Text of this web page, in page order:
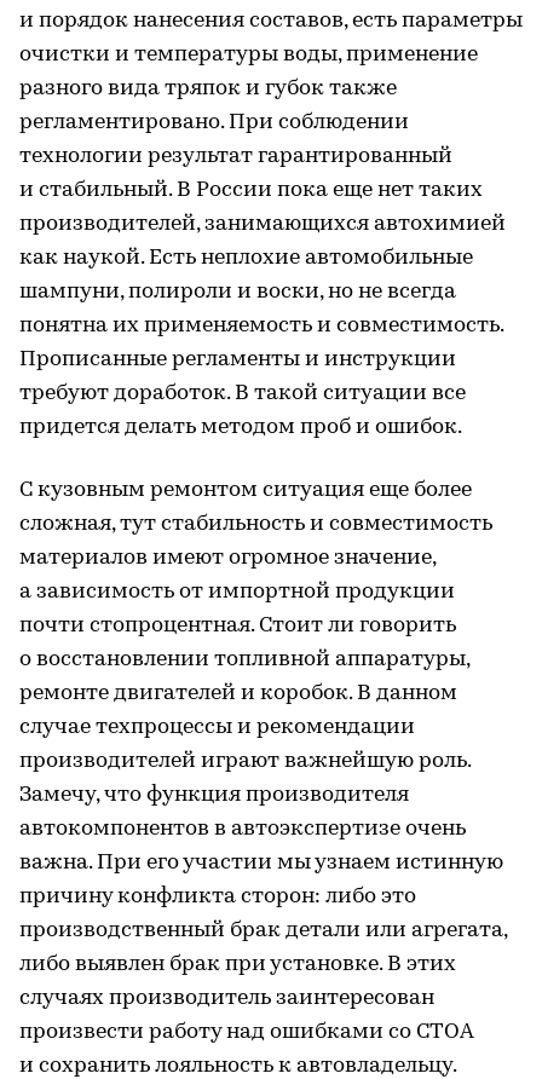
и порядок нанесения составов, есть параметры
очистки и температуры воды, применение
разного вида тряпок и губок также
регламентировано. При соблюдении
технологии результат гарантированный
и стабильный. В России пока еще нет таких
производителей, занимающихся автохимией
как наукой. Есть неплохие автомобильные
шампуни, полироли и воски, но не всегда
понятна их применяемость и совместимость.
Прописанные регламенты и инструкции
требуют доработок. В такой ситуации все
придется делать методом проб и ошибок.
С кузовным ремонтом ситуация еще более
сложная, тут стабильность и совместимость
материалов имеют огромное значение,
а зависимость от импортной продукции
почти стопроцентная. Стоит ли говорить
о восстановлении топливной аппаратуры,
ремонте двигателей и коробок. В данном
случае техпроцессы и рекомендации
производителей играют важнейшую роль.
Замечу, что функция производителя
автокомпонентов в автоэкспертизе очень
важна. При его участии мы узнаем истинную
причину конфликта сторон: либо это
производственный брак детали или агрегата,
либо выявлен брак при установке. В этих
случаях производитель заинтересован
произвести работу над ошибками со СТОА
и сохранить лояльность к автовладельцу.